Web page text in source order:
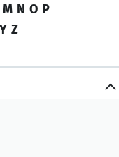
M N O P
Y Z